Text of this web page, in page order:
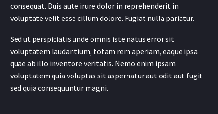
consequat. Duis aute irure dolor in reprehenderit in
voluptate velit esse cillum dolore. Fugiat nulla pariatur.
Sed ut perspiciatis unde omnis iste natus error sit
voluptatem laudantium, totam rem aperiam, eaque ipsa
quae ab illo inventore veritatis. Nemo enim ipsam
voluptatem quia voluptas sit aspernatur aut odit aut fugit
sed quia consequuntur magni.